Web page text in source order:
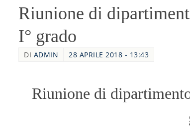
Riunione di
I° grado
DI ADMIN 28 APRILE 2018 - 13:43
Riunione di